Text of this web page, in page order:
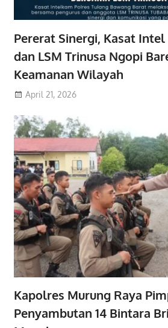
Pererat Sinergi, Kasat Intel
dan LSM Trinusa Ngopi
Keamanan Wilayah
April 21, 2026
Kapolres Murung Raya
Penyambutan 14 Bintara